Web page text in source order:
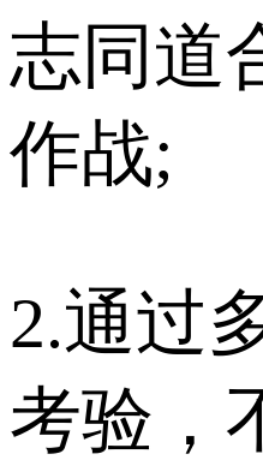
志同道
作战;
2.通过
考验，